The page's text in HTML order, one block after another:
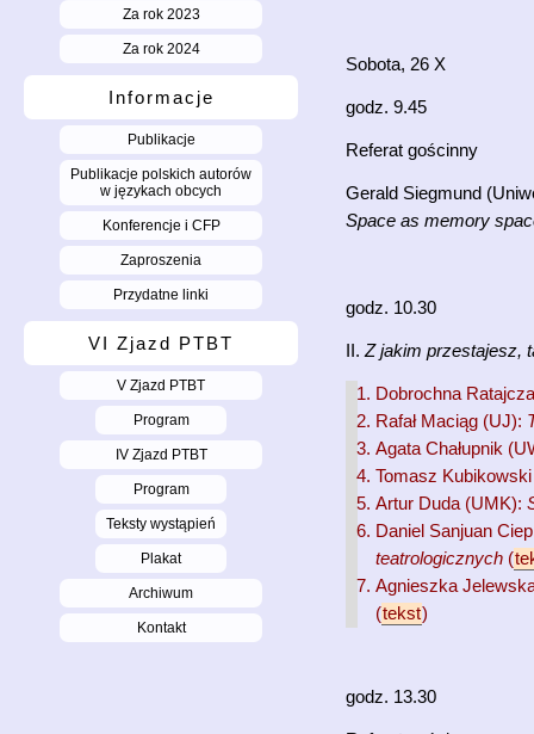
Za rok 2023
Za rok 2024
Informacje
Publikacje
Publikacje polskich autorów
w językach obcych
Konferencje i CFP
Zaproszenia
Przydatne linki
VI Zjazd PTBT
V Zjazd PTBT
Program
IV Zjazd PTBT
Program
Teksty wystąpień
Plakat
Archiwum
Kontakt
Sobota, 26 X
godz. 9.45
Referat gościnny
Gerald Siegmund
Space as memory
godz. 10.30
II. Z jakim przestajesz,
Dobrochna
Rafał Maciąg (UJ):
Agata Chałupnik
Tomasz
Artur Duda (UMK):
Daniel Sanjuan
teatrologicznych (
Agnieszka
(tekst)
godz. 13.30